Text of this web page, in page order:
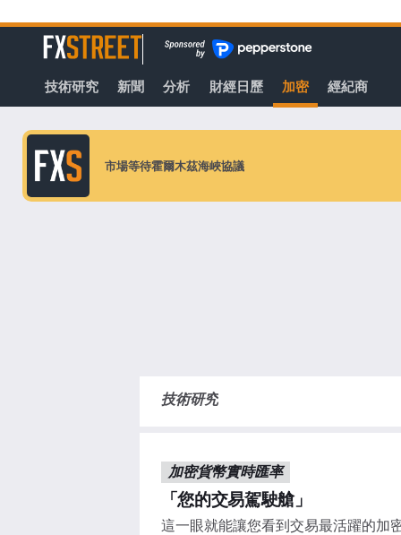
至
容
FXStreet
技術研究 新聞 分析 財經日歷 加密 經紀商
市場等待霍爾木茲海峽協議
技術研究
加密貨幣實時匯率
「您的交易駕駛艙」
這一眼就能讓您看到交易最活躍的加